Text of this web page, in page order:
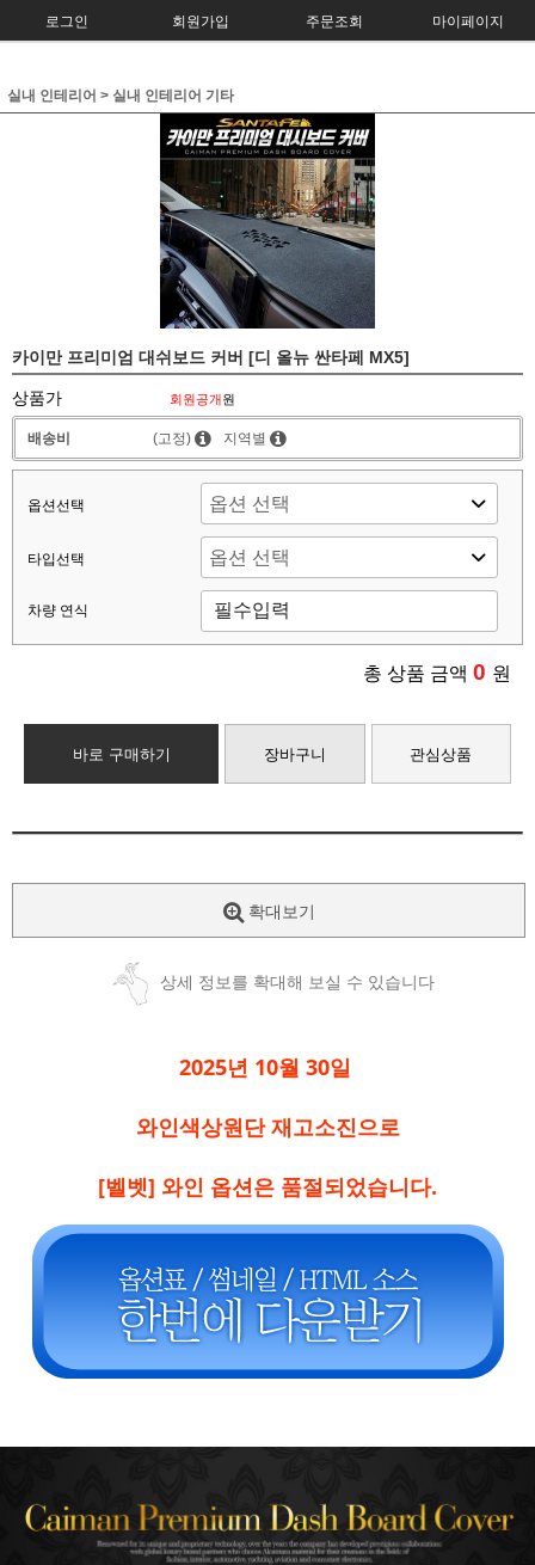
로그인 회원가입 주문조회 마이페이지
실내 인테리어 > 실내 인테리어 기타
카이만 프리미엄 대쉬보드 커버 [디 올뉴 싼타페 MX5]
상품가 회원공개원
배송비 (고정) 지역별
옵션선택
타입선택
차량 연식
총 상품 금액 0 원
바로 구매하기 장바구니 관심상품
확대보기
상세 정보를 확대해 보실 수 있습니다
2025년 10월 30일
와인색상원단 재고소진으로
[벨벳] 와인 옵션은 품절되었습니다.